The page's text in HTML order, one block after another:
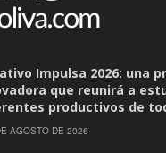
Impulsa 2026: una
que reunirá a
productivos de
AGOSTO DE 2026